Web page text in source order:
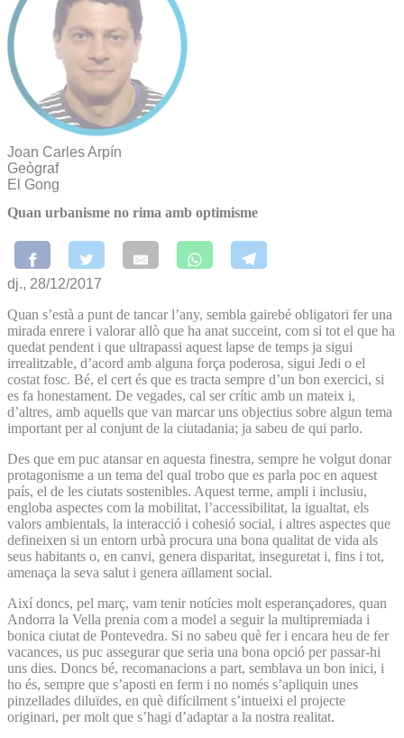
Joan Carles Arpín
Geògraf
El Gong
Quan urbanisme no rima amb optimisme
dj., 28/12/2017
Quan s’està a punt de tancar l’any, sembla gairebé obligatori fer una
mirada enrere i valorar allò que ha anat succeint, com si tot el que ha
quedat pendent i que ultrapassi aquest lapse de temps ja sigui
irrealitzable, d’acord amb alguna força poderosa, sigui Jedi o el
costat fosc. Bé, el cert és que es tracta sempre d’un bon exercici, si
es fa honestament. De vegades, cal ser crític amb un mateix i,
d’altres, amb aquells que van marcar uns objectius sobre algun tema
important per al conjunt de la ciutadania; ja sabeu de qui parlo.
Des que em puc atansar en aquesta finestra, sempre he volgut donar
protagonisme a un tema del qual trobo que es parla poc en aquest
país, el de les ciutats sostenibles. Aquest terme, ampli i inclusiu,
engloba aspectes com la mobilitat, l’accessibilitat, la igualtat, els
valors ambientals, la interacció i cohesió social, i altres aspectes que
defineixen si un entorn urbà procura una bona qualitat de vida als
seus habitants o, en canvi, genera disparitat, inseguretat i, fins i tot,
amenaça la seva salut i genera aïllament social.
Així doncs, pel març, vam tenir notícies molt esperançadores, quan
Andorra la Vella prenia com a model a seguir la multipremiada i
bonica ciutat de Pontevedra. Si no sabeu què fer i encara heu de fer
vacances, us puc assegurar que seria una bona opció per passar-hi
uns dies. Doncs bé, recomanacions a part, semblava un bon inici, i
ho és, sempre que s’aposti en ferm i no només s’apliquin unes
pinzellades diluïdes, en què difícilment s’intueixi el projecte
originari, per molt que s’hagi d’adaptar a la nostra realitat.